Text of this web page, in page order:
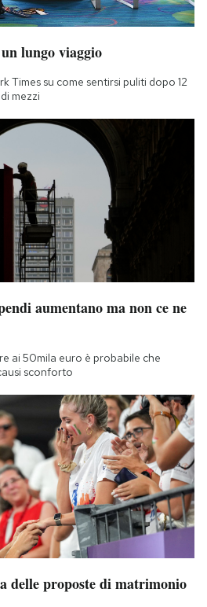
lungo viaggio
Times su come sentirsi puliti dopo 12
mezzi
aumentano ma non ce ne
ai 50mila euro è probabile che
sconforto
delle proposte di matrimonio